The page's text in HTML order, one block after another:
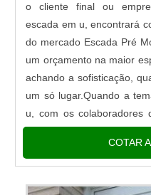
o cliente final ou
escada em u, encontrará
do mercado Escada Pré
um orçamento na maior
achando a sofisticação,
um só lugar.Quando a
u, com os colaboradores
Modelo alcançará ótima
de ferro ponteadas...
COTAR